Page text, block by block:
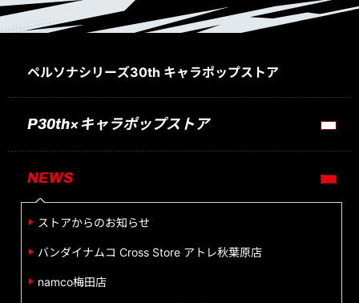
ペルソナシリーズ30th キャラポップストア
P30th×キャラポップストア​
NEWS
ストアからのお知らせ
バンダイナムコ Cross Store アトレ秋葉原店
namco梅田店